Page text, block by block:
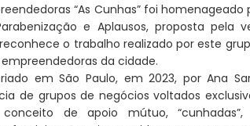
“As Cunhas” foi
e Aplausos, proposta pela
o trabalho realizado por este
da cidade.
em São Paulo, em 2023, por Ana
de grupos de negócios voltados
de apoio mútuo,